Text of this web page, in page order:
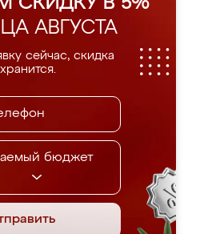
АВГУСТА
сейчас, скидка
бюджет